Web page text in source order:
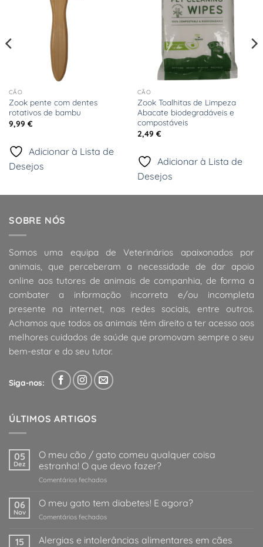
CÃO
Zook pente com dentes
rotativos de bambu
9,99 €
Adicionar à Lista de
Desejos
CÃO
Zook Toalhitas de Limpeza
Abacate biodegradáveis e
compostáveis
2,49 €
Adicionar à Lista de
Desejos
SOBRE NÓS
Somos uma equipa de Veterinários apaixonados por
animais, que perceberam a necessidade de dar apoio
online aos tutores de animais de companhia, de forma a
combater a informação incorreta e/ou incompleta
presente na internet, nas redes sociais, entre outros.
Achamos que todos os animais têm direito a ter acesso aos
melhores cuidados de saúde que promovam sempre o seu
bem-estar e do seu tutor.
Siga-nos:
ÚLTIMOS ARTIGOS
05
Dez
O meu cão / gato comeu qualquer coisa
estranha! O que devo fazer?
Comentários fechadosem
meu
/
comeu
06
Nov
O meu gato tem diabetes! E agora?
Comentários fechadosem
meu
15 Alergias e intolerâncias alimentares em cães